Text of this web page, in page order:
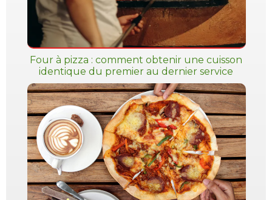
Four à pizza : comment obtenir une cuisson
identique du premier au dernier service